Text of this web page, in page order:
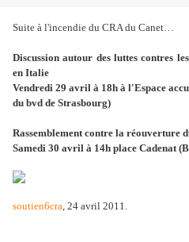
Suite à l'incendie du CRA du Canet…
Discussion autour des luttes contres
en Italie
Vendredi 29 avril à 18h à l'Espace
du bvd de Strasbourg)
Rassemblement contre la réouverture
Samedi 30 avril à 14h place Cadenat
soutien6cra, 24 avril 2011.